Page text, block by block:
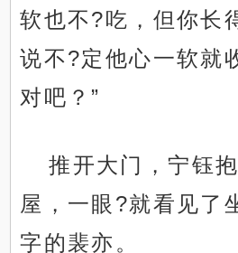
软也不?吃，但你长
说不?定他心一软就
对吧？”
推开大门，宁钰
屋，一眼?就看见了
字的裴亦。